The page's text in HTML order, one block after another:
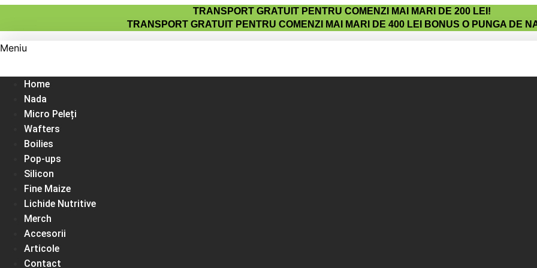
Sari
TRANSPORT GRATUIT PENTRU COMENZI MAI MARI DE 200 LEI!
TRANSPORT GRATUIT PENTRU COMENZI MAI MARI DE 400 LEI BONUS O PUNGA DE
Meniu
Home
Nada
Micro Peleți
Wafters
Boilies
Pop-ups
Silicon
Fine Maize
Lichide Nutritive
Merch
Accesorii
Articole
Contact